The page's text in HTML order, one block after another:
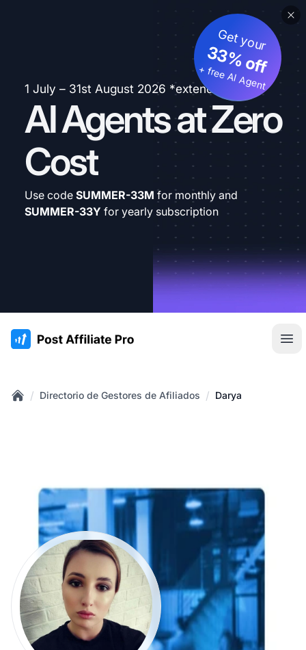
1 July – 31st August 2026 *extended
AI Agents at Zero
Cost
Get your
33% off
+ free AI Agent
Use code SUMMER-33M for monthly and
SUMMER-33Y for yearly subscription
:site.title
/ Directorio de Gestores de Afiliados / Darya